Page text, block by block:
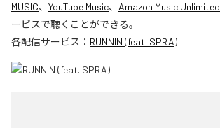
MUSIC、 YouTube Music、 Amazon Music Unlimited
ービスで聴くことができる。
各配信サービス： RUNNIN (feat. SPRA)